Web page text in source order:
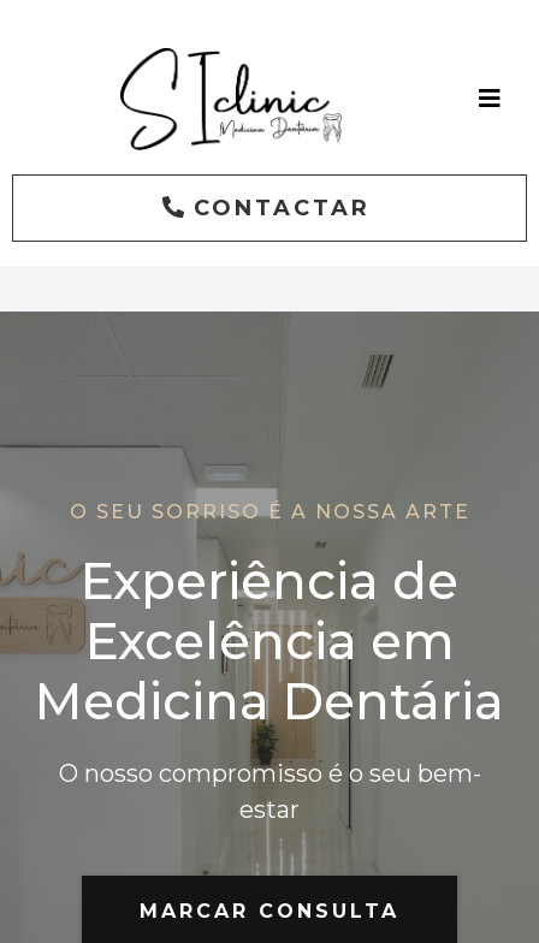
CONTACTAR
O SEU SORRISO É A NOSSA ARTE
Experiência de
Excelência em
Medicina Dentária
O nosso compromisso é o seu bem-
estar
MARCAR CONSULTA